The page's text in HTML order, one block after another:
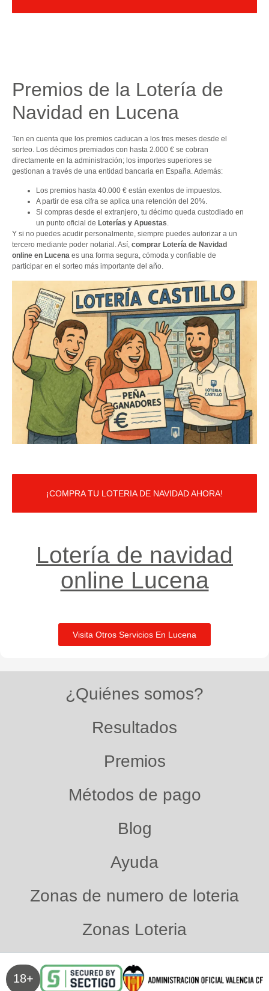
Premios de la Lotería de
Navidad en Lucena
Ten en cuenta que los premios caducan a los tres meses desde el
sorteo. Los décimos premiados con hasta 2.000 € se cobran
directamente en la administración; los importes superiores se
gestionan a través de una entidad bancaria en España. Además:
Los premios hasta 40.000 € están exentos de impuestos.
A partir de esa cifra se aplica una retención del 20%.
Si compras desde el extranjero, tu décimo queda custodiado en
un punto oficial de Loterías y Apuestas.
Y si no puedes acudir personalmente, siempre puedes autorizar a un
tercero mediante poder notarial. Así, comprar Lotería de Navidad
online en Lucena es una forma segura, cómoda y confiable de
participar en el sorteo más importante del año.
¡COMPRA TU LOTERIA DE NAVIDAD AHORA!
Lotería de navidad
online Lucena
Visita Otros Servicios En Lucena
¿Quiénes somos?
Resultados
Premios
Métodos de pago
Blog
Ayuda
Zonas de numero de loteria
Zonas Loteria
18+